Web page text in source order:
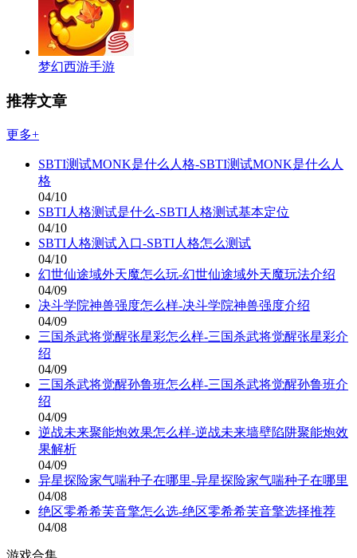
梦幻西游手游
推荐文章
更多+
SBTI测试MONK是什么人格-SBTI测试MONK是什么人
格
04/10
SBTI人格测试是什么-SBTI人格测试基本定位
04/10
SBTI人格测试入口-SBTI人格怎么测试
04/10
幻世仙途域外天魔怎么玩-幻世仙途域外天魔玩法介绍
04/09
决斗学院神兽强度怎么样-决斗学院神兽强度介绍
04/09
三国杀武将觉醒张星彩怎么样-三国杀武将觉醒张星彩介
绍
04/09
三国杀武将觉醒孙鲁班怎么样-三国杀武将觉醒孙鲁班介
绍
04/09
逆战未来聚能炮效果怎么样-逆战未来墙壁陷阱聚能炮效
果解析
04/09
异星探险家气喘种子在哪里-异星探险家气喘种子在哪里
04/08
绝区零希希芙音擎怎么选-绝区零希希芙音擎选择推荐
04/08
游戏合集